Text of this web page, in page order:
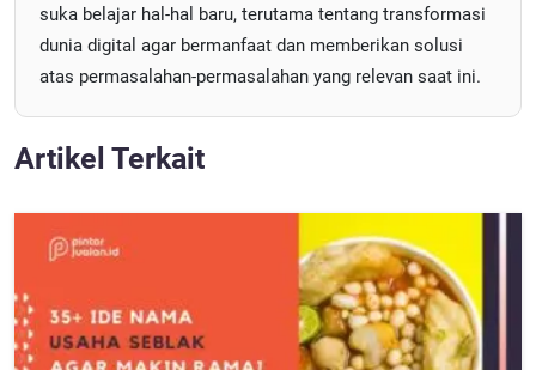
suka belajar hal-hal baru, terutama tentang transformasi
dunia digital agar bermanfaat dan memberikan solusi
atas permasalahan-permasalahan yang relevan saat ini.
Artikel Terkait